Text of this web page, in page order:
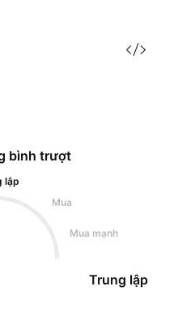
bình trượt
lập
Mua
Mua mạnh
Trung lập